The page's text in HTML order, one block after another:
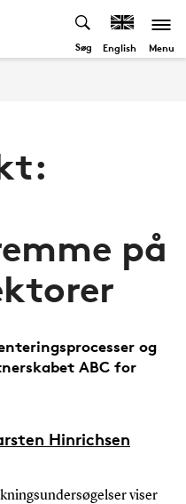
Søg English Menu
på
og
ABC for
Hinrichsen
viser